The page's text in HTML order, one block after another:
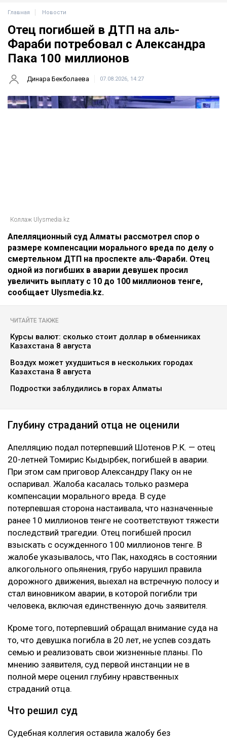
Главная Новости
Отец погибшей в ДТП на аль-
Фараби потребовал с Александра
Пака 100 миллионов
Динара Бекболаева 07.08.2026, 14:27
Коллаж Ulysmedia.kz
Апелляционный суд Алматы рассмотрел спор о
размере компенсации морального вреда по делу о
смертельном ДТП на проспекте аль-Фараби. Отец
одной из погибших в аварии девушек просил
увеличить выплату с 10 до 100 миллионов тенге,
сообщает Ulysmedia.kz.
ЧИТАЙТЕ ТАКЖЕ
Курсы валют: сколько стоит доллар в обменниках
Казахстана 8 августа
Воздух может ухудшиться в нескольких городах
Казахстана 8 августа
Подростки заблудились в горах Алматы
Глубину страданий отца не оценили
Апелляцию подал потерпевший Шотенов Р.К. — отец
20-летней Томирис Кыдырбек, погибшей в аварии.
При этом сам приговор Александру Паку он не
оспаривал. Жалоба касалась только размера
компенсации морального вреда. В суде
потерпевшая сторона настаивала, что назначенные
ранее 10 миллионов тенге не соответствуют тяжести
последствий трагедии. Отец погибшей просил
взыскать с осужденного 100 миллионов тенге. В
жалобе указывалось, что Пак, находясь в состоянии
алкогольного опьянения, грубо нарушил правила
дорожного движения, выехал на встречную полосу и
стал виновником аварии, в которой погибли три
человека, включая единственную дочь заявителя.
Кроме того, потерпевший обращал внимание суда на
то, что девушка погибла в 20 лет, не успев создать
семью и реализовать свои жизненные планы. По
мнению заявителя, суд первой инстанции не в
полной мере оценил глубину нравственных
страданий отца.
Что решил суд
Судебная коллегия оставила жалобу без